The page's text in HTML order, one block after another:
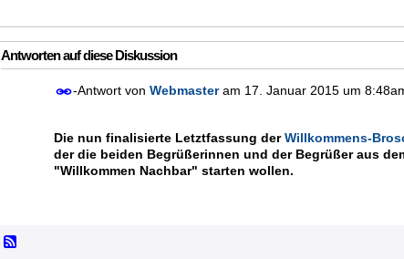
Antworten auf diese Diskussion
-Antwort von Webmasteram 17. Januar 2015 um
Die nun finalisierte Letztfassung derWillkommens-
der die beiden Begrüßerinnen und der Begrüßer aus
"Willkommen Nachbar" starten wollen.